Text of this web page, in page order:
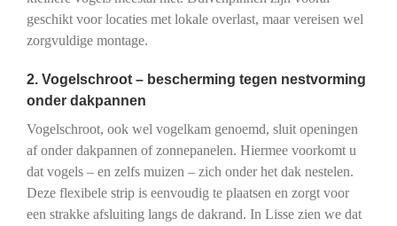
geschikt voor locaties met lokale overlast, maar vereisen wel
zorgvuldige montage.
2. Vogelschroot – bescherming tegen nestvorming
onder dakpannen
Vogelschroot, ook wel vogelkam genoemd, sluit openingen
af onder dakpannen of zonnepanelen. Hiermee voorkomt u
dat vogels – en zelfs muizen – zich onder het dak nestelen.
Deze flexibele strip is eenvoudig te plaatsen en zorgt voor
een strakke afsluiting langs de dakrand. In Lisse zien we dat